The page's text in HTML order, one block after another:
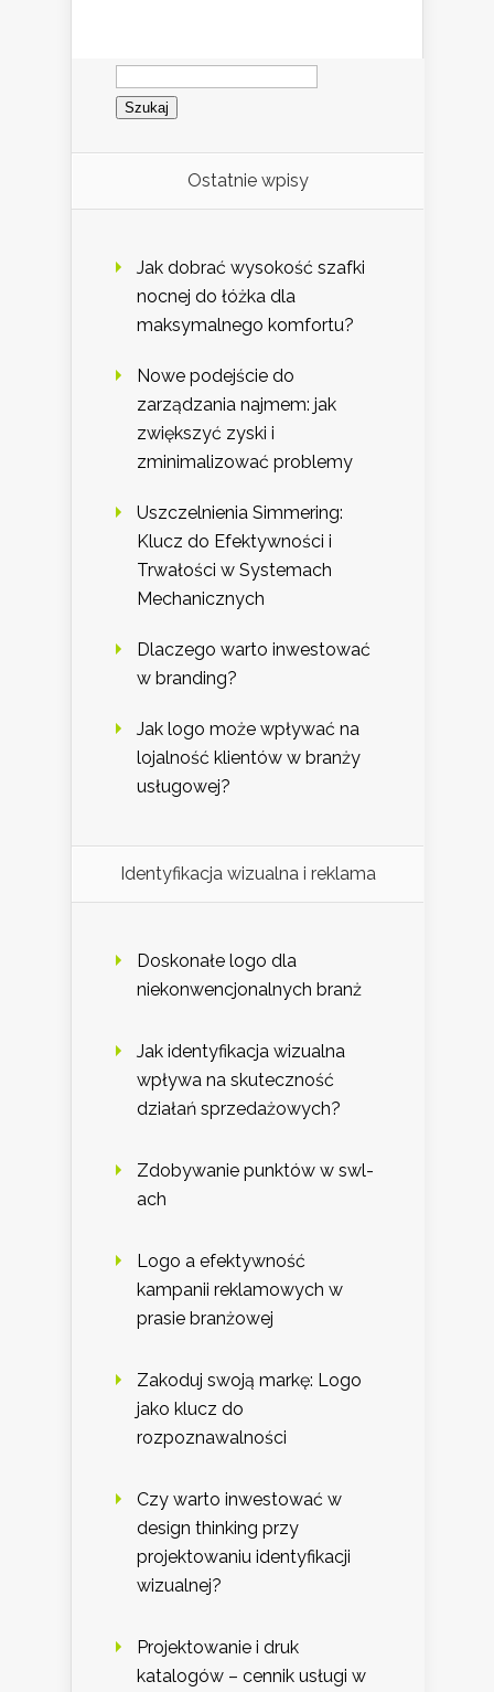
Szukaj:
Ostatnie wpisy
Jak dobrać wysokość szafki
nocnej do łóżka dla
maksymalnego komfortu?
Nowe podejście do
zarządzania najmem: jak
zwiększyć zyski i
zminimalizować problemy
Uszczelnienia Simmering:
Klucz do Efektywności i
Trwałości w Systemach
Mechanicznych
Dlaczego warto inwestować
w branding?
Jak logo może wpływać na
lojalność klientów w branży
usługowej?
Identyfikacja wizualna i reklama
Doskonałe logo dla
niekonwencjonalnych branż
Jak identyfikacja wizualna
wpływa na skuteczność
działań sprzedażowych?
Zdobywanie punktów w swl-
ach
Logo a efektywność
kampanii reklamowych w
prasie branżowej
Zakoduj swoją markę: Logo
jako klucz do
rozpoznawalności
Czy warto inwestować w
design thinking przy
projektowaniu identyfikacji
wizualnej?
Projektowanie i druk
katalogów – cennik usługi w